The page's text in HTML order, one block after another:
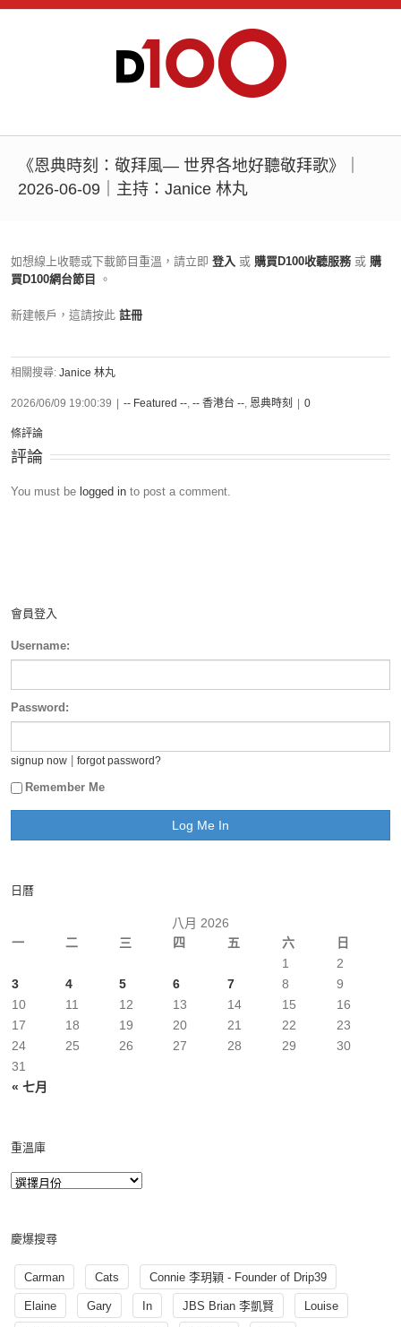
《恩典時刻：敬拜風— 世界各地好聽敬拜歌》｜
2026-06-09｜主持：Janice 林丸
如想線上收聽或下載節目重溫，請立即 登入 或 購買D100收聽服務 或 購
買D100網台節目
。
新建帳戶，這請按此 註冊
相關搜尋: Janice 林丸
2026/06/09 19:00:39 -- Featured --, -- 香港台 --, 恩典時刻 0
條評論
評論
You must be logged in to post a comment.
會員登入
Username:
Password:
signup now forgot password?
Remember Me
日曆
八月 2026
一
二 三 四 五 六 日
« 七月
1
2
3
4 5 6 7 8
9
10
11 12 13 14 15
16
17
18 19 20 21 22
23
24
25 26 27 28 29
30
31
重溫庫
慶爆搜尋
Carman Cats Connie 李玥穎 - Founder of Drip39
Elaine Gary In JBS Brian 李凱賢 Louise